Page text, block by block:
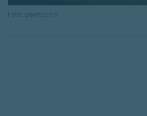
Foto: pexels.com